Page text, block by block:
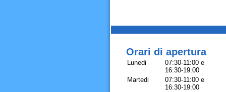
Orari di apertura
Lunedi
07:30-11:00 e
16:30-19:00
Martedi
07:30-11:00 e
16:30-19:00